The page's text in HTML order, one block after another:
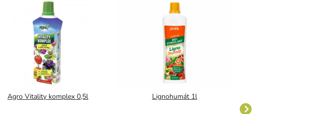
Agro Vitality komplex 0,5l Lignohumát 1l